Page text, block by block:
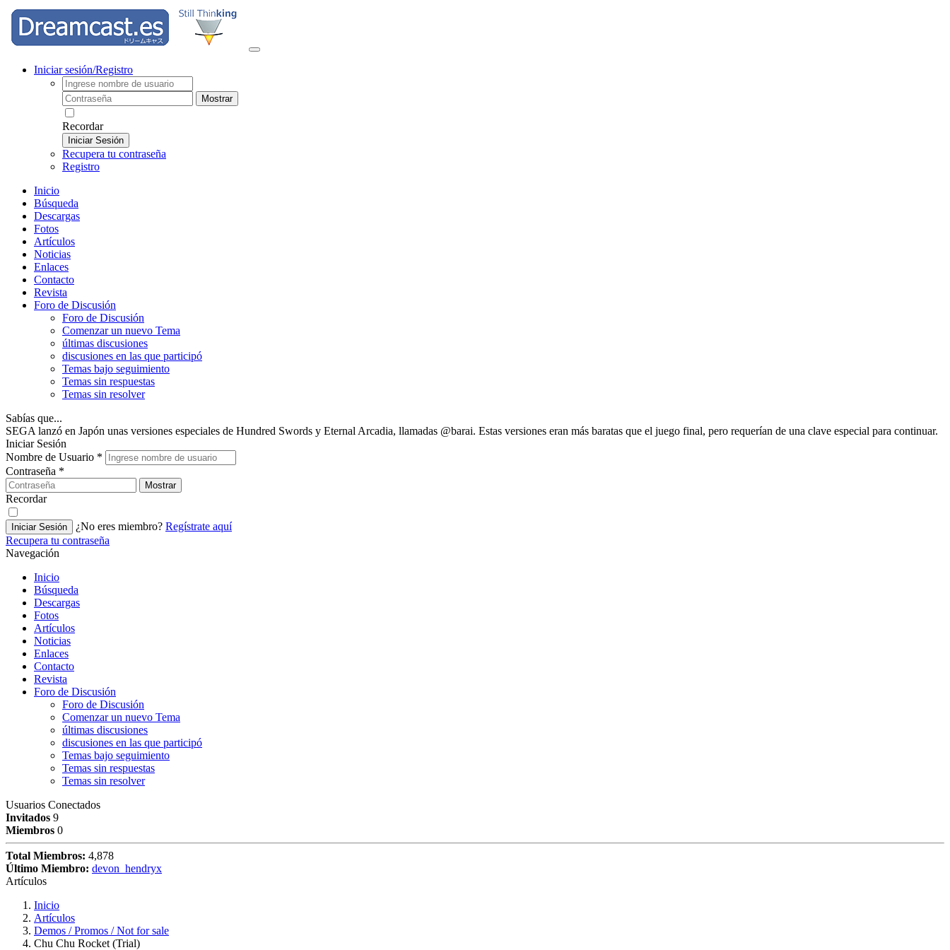
Iniciar sesión/Registro
Mostrar
Recordar
Iniciar Sesión
Recupera tu contraseña
Registro
Inicio
Búsqueda
Descargas
Fotos
Artículos
Noticias
Enlaces
Contacto
Revista
Foro de Discusión
Foro de Discusión
Comenzar un nuevo Tema
últimas discusiones
discusiones en las que participó
Temas bajo seguimiento
Temas sin respuestas
Temas sin resolver
Sabías que...
SEGA lanzó en Japón unas versiones especiales de Hundred Swords y Eternal Arcadia, llamadas @barai. Estas versiones eran más baratas que el juego final, pero requerían de una clave especial para continuar.
Iniciar Sesión
Nombre de Usuario *
Contraseña *
Mostrar
Recordar
Iniciar Sesión ¿No eres miembro? Regístrate aquí
Recupera tu contraseña
Navegación
Inicio
Búsqueda
Descargas
Fotos
Artículos
Noticias
Enlaces
Contacto
Revista
Foro de Discusión
Foro de Discusión
Comenzar un nuevo Tema
últimas discusiones
discusiones en las que participó
Temas bajo seguimiento
Temas sin respuestas
Temas sin resolver
Usuarios Conectados
Invitados 9
Miembros 0
Total Miembros: 4,878
Último Miembro: devon_hendryx
Artículos
Inicio
Artículos
Demos / Promos / Not for sale
Chu Chu Rocket (Trial)